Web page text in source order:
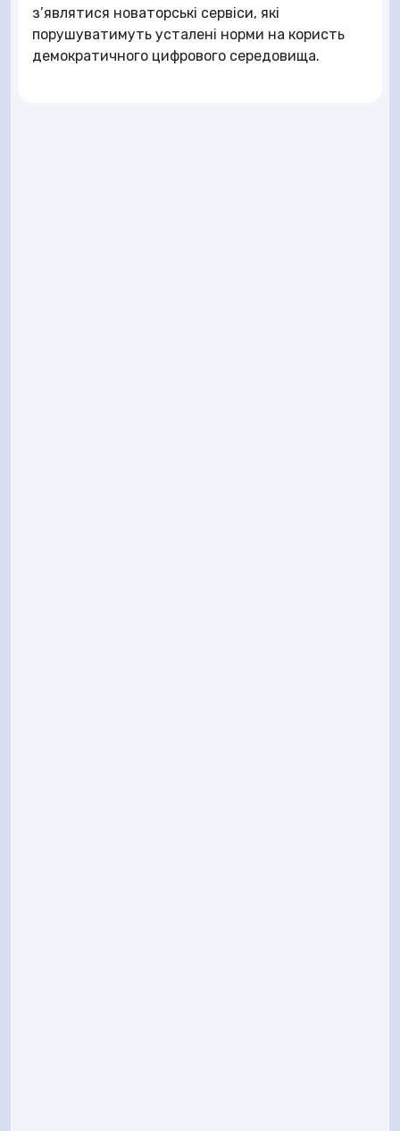
з’являтися новаторські сервіси, які
порушуватимуть усталені норми на користь
демократичного цифрового середовища.